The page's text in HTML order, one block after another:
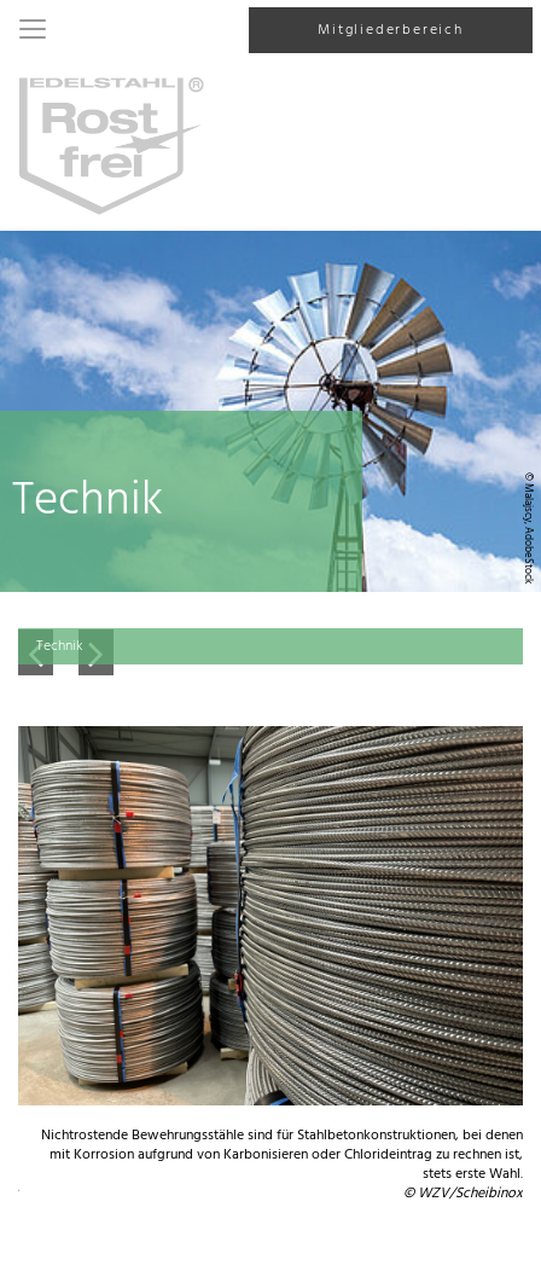
Mitgliederbereich
© Malajscy, AdobeStock
Technik
Technik
Nichtrostende Bewehrungsstähle sind für Stahlbetonkonstruktionen, bei denen
mit Korrosion aufgrund von Karbonisieren oder Chlorideintrag zu rechnen ist,
stets erste Wahl.
© WZV/Scheibinox